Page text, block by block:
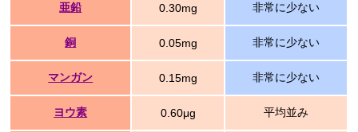
亜鉛 0.30mg 非常に少ない
銅 0.05mg 非常に少ない
マンガン 0.15mg 非常に少ない
ヨウ素 0.60μg 平均並み